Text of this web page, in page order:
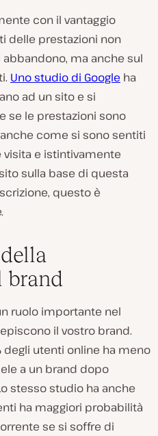
con il vantaggio
delle prestazioni non
ma anche sul
Uno studio di Google ha
ad un sito e si
se le prestazioni sono
come si sono sentiti
e istintivamente
sulla base di questa
questo è
brand
ruolo importante nel
il vostro brand.
degli utenti online ha meno
a un brand dopo
stesso studio ha anche
ha maggiori probabilità
se si soffre di